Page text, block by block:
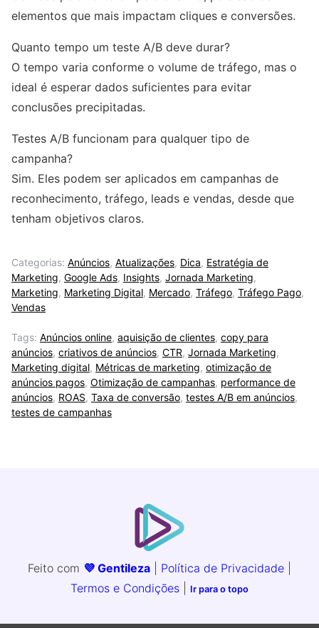
elementos que mais impactam cliques e conversões.
Quanto tempo um teste A/B deve durar?
O tempo varia conforme o volume de tráfego, mas o
ideal é esperar dados suficientes para evitar
conclusões precipitadas.
Testes A/B funcionam para qualquer tipo de
campanha?
Sim. Eles podem ser aplicados em campanhas de
reconhecimento, tráfego, leads e vendas, desde que
tenham objetivos claros.
Categorias: Anúncios, Atualizações, Dica, Estratégia de
Marketing, Google Ads, Insights, Jornada Marketing,
Marketing, Marketing Digital, Mercado, Tráfego, Tráfego Pago,
Vendas
Tags: Anúncios online, aquisição de clientes, copy para
anúncios, criativos de anúncios, CTR, Jornada Marketing,
Marketing digital, Métricas de marketing, otimização de
anúncios pagos, Otimização de campanhas, performance de
anúncios, ROAS, Taxa de conversão, testes A/B em anúncios,
testes de campanhas
Feito com 💜 Gentileza Política de Privacidade
Termos e Condições
Ir para o topo